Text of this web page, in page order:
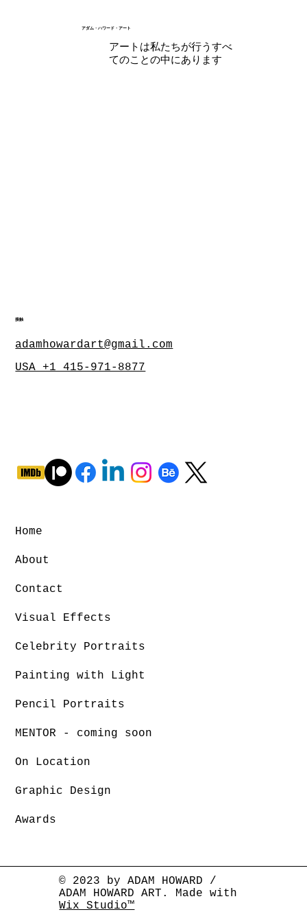
アダム・ハワード・アート
アートは私たちが行うすべ
てのことの中にあります
© 2023 by ADAM HOWARD /
ADAM HOWARD ART. Made with
Wix Studio™
接触
USA +1 415-971-8877
adamhowardart@gmail.com
Home
About
Contact
Visual Effects
Celebrity Portraits
Painting with Light
Pencil Portraits
MENTOR - coming soon
On Location
Graphic Design
Awards